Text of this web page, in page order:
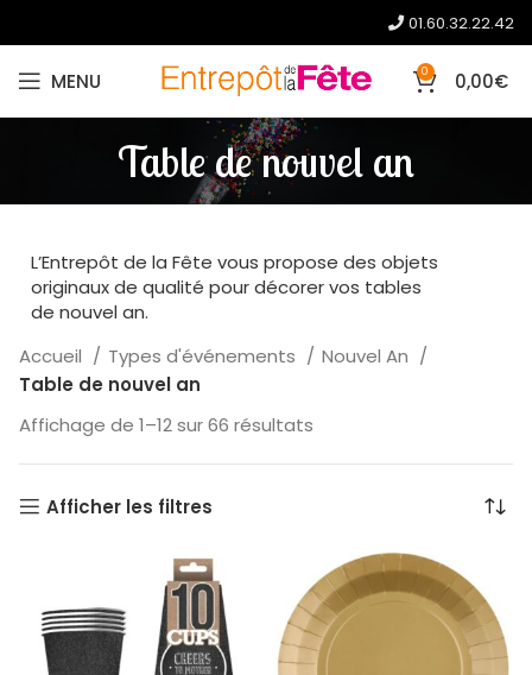
01.60.32.22.42
MENU 0 0,00€
Table de nouvel an
L’Entrepôt de la Fête vous propose des objets
originaux de qualité pour décorer vos tables
de nouvel an.
Accueil
Types d'événements
Nouvel An
Table de nouvel an
Affichage de 1–12 sur 66 résultats
Afficher les filtres